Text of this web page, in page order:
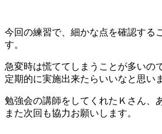
今回の練習で、細かな点を確認する
す。
急変時は慌ててしまうことが多いの
定期的に実施出来たらいいなと思い
勉強会の講師をしてくれたＫさん、
また次回も協力お願いします。